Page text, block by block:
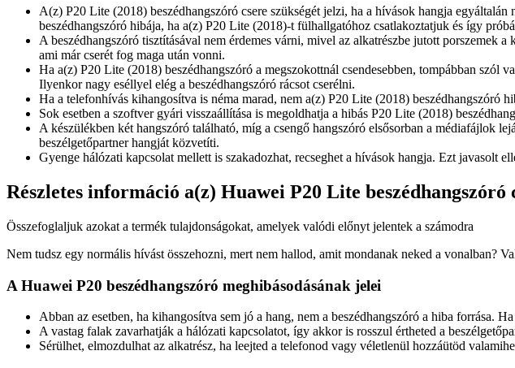
A(z) P20 Lite (2018) beszédhangszóró csere szükségét jelzi, ha a hívások hangja
beszédhangszóró hibája, ha a(z) P20 Lite (2018)-t fülhallgatóhoz csatlakoztatjuk és így
A beszédhangszóró tisztításával nem érdemes várni, mivel az alkatrészbe jutott porszemek
ami már cserét fog maga után vonni.
Ha a(z) P20 Lite (2018) beszédhangszóró a megszokottnál csendesebben, tompábban szól
Ilyenkor nagy eséllyel elég a beszédhangszóró rácsot cserélni.
Ha a telefonhívás kihangosítva is néma marad, nem a(z) P20 Lite (2018)
Sok esetben a szoftver gyári visszaállítása is megoldhatja a hibás P20 Lite (2018)
A készülékben két hangszóró található, míg a csengő hangszóró elsősorban a médiafájlok
beszélgetőpartner hangját közvetíti.
Gyenge hálózati kapcsolat mellett is szakadozhat, recseghet a hívások hangja. Ezt javasolt
Részletes információ a(z) Huawei P20 Lite beszédhangszóró
Összefoglaljuk azokat a termék tulajdonságokat, amelyek valódi előnyt jelentek a számodra
Nem tudsz egy normális hívást összehozni, mert nem hallod, amit mondanak neked a vonalban?
A Huawei P20 beszédhangszóró meghibásodásának jelei
Abban az esetben, ha kihangosítva sem jó a hang, nem a beszédhangszóró a hiba forrása.
A vastag falak zavarhatják a hálózati kapcsolatot, így akkor is rosszul értheted a
Sérülhet, elmozdulhat az alkatrész, ha leejted a telefonod vagy véletlenül hozzáütöd